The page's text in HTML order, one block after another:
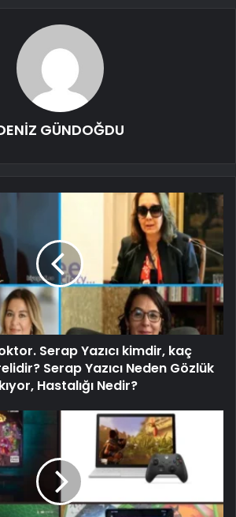
GÜNDOĞDU
Serap Yazıcı kimdir, kaç
Serap Yazıcı Neden Gözlük
Hastalığı Nedir?